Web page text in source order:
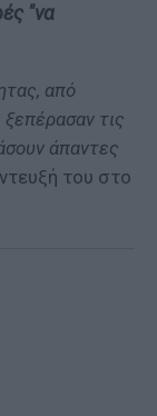
"να
από
τις
άπαντες
του στο